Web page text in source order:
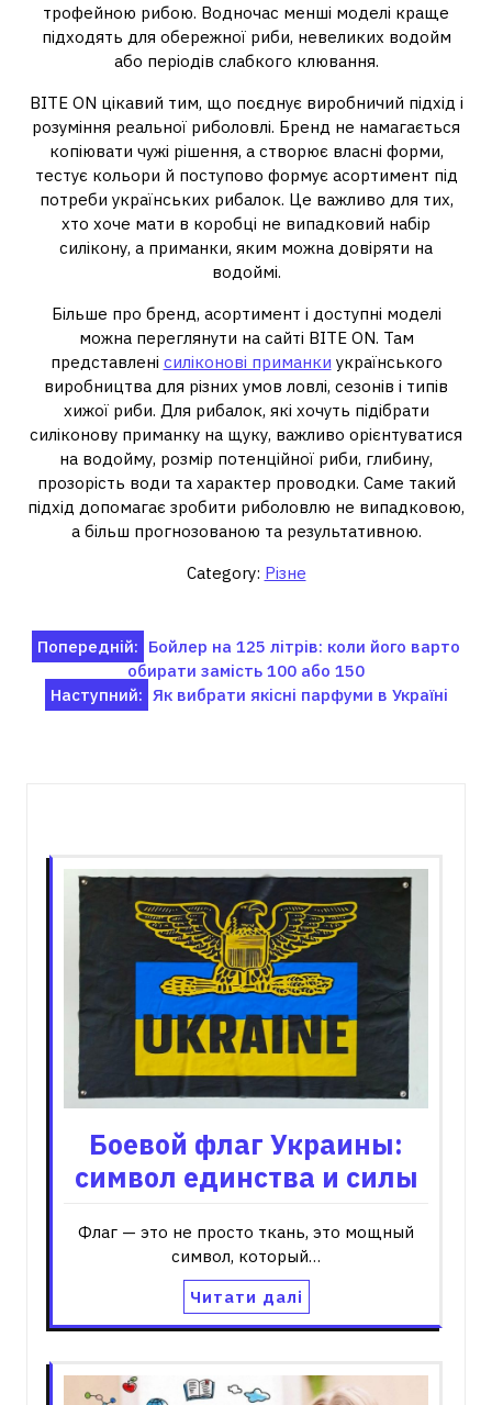
трофейною рибою. Водночас менші моделі краще
підходять для обережної риби, невеликих водойм
або періодів слабкого клювання.
BITE ON цікавий тим, що поєднує виробничий підхід і
розуміння реальної риболовлі. Бренд не намагається
копіювати чужі рішення, а створює власні форми,
тестує кольори й поступово формує асортимент під
потреби українських рибалок. Це важливо для тих,
хто хоче мати в коробці не випадковий набір
силікону, а приманки, яким можна довіряти на
водоймі.
Більше про бренд, асортимент і доступні моделі
можна переглянути на сайті BITE ON. Там
представлені силіконові приманки українського
виробництва для різних умов ловлі, сезонів і типів
хижої риби. Для рибалок, які хочуть підібрати
силіконову приманку на щуку, важливо орієнтуватися
на водойму, розмір потенційної риби, глибину,
прозорість води та характер проводки. Саме такий
підхід допомагає зробити риболовлю не випадковою,
а більш прогнозованою та результативною.
Category: Різне
Навігація
записів
Попередній: Бойлер на 125 літрів: коли його варто
обирати замість 100 або 150
Наступний: Як вибрати якісні парфуми в Україні
Боевой флаг Украины:
символ единства и силы
Флаг — это не просто ткань, это мощный
символ, который…
Читати далі